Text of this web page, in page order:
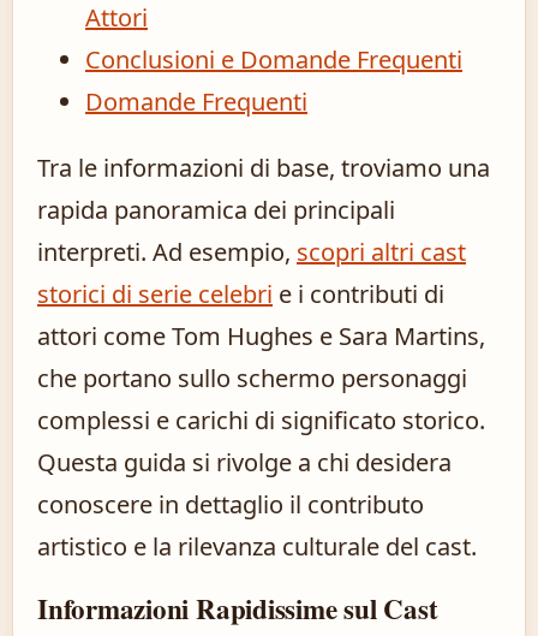
Attori
Conclusioni e Domande Frequenti
Domande Frequenti
Tra le informazioni di base, troviamo una
rapida panoramica dei principali
interpreti. Ad esempio, scopri altri cast
storici di serie celebri e i contributi di
attori come Tom Hughes e Sara Martins,
che portano sullo schermo personaggi
complessi e carichi di significato storico.
Questa guida si rivolge a chi desidera
conoscere in dettaglio il contributo
artistico e la rilevanza culturale del cast.
Informazioni Rapidissime sul Cast